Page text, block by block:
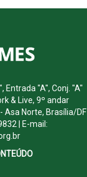
Entrada "A", Conj. "A"
& Live, 9º andar
Asa Norte, Brasília/DF
| E-mail: